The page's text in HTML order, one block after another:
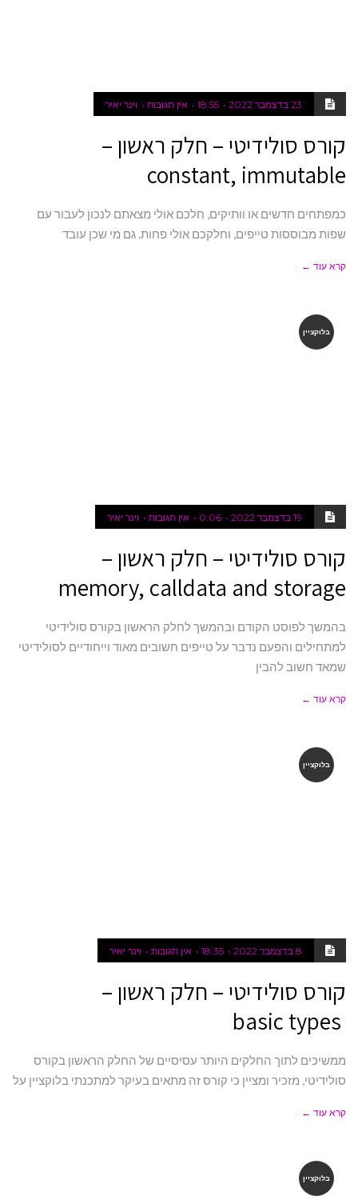
23 בדצמבר 2022 18:55 אין תגובות וינר יאיר
קורס סולידיטי – חלק ראשון –
constant, immutable
כמפתחים חדשים או וותיקים, חלכם אולי מצאתם לנכון לעבור עם
שפות מבוססות טייפים, וחלקכם אולי פחות. גם מי שכן עובד
קרא עוד ←
בלוקציין
19 בדצמבר 2022 0:06 אין תגובות וינר יאיר
קורס סולידיטי – חלק ראשון –
memory, calldata and storage
בהמשך לפוסט הקודם ובהמשך לחלק הראשון בקורס סולידיטי
למתחילים והפעם נדבר על טייפים חשובים מאוד וייחודיים לסולידיטי
שמאד חשוב להבין
קרא עוד ←
בלוקציין
8 בדצמבר 2022 18:35 אין תגובות וינר יאיר
קורס סולידיטי – חלק ראשון –
ממשיכים לתוך החלקים היותר עסיסיים של החלק הראשון בקורס
סולידיטי, מזכיר ומציין כי קורס זה מתאים בעיקר למתכנתי בלוקציין על
קרא עוד ←
בלוקציין